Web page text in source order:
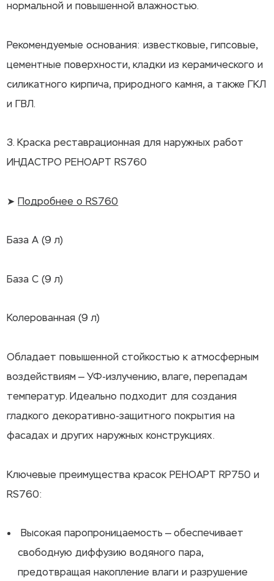
нормальной и повышенной влажностью.
Рекомендуемые основания: известковые, гипсовые,
цементные поверхности, кладки из керамического и
силикатного кирпича, природного камня, а также ГКЛ
и ГВЛ.
3. Краска реставрационная для наружных работ
ИНДАСТРО РЕНОАРТ RS760
➤Подробнее о RS760
База А (9 л)
База С (9 л)
Колерованная (9 л)
Обладает повышенной стойкостью к атмосферным
воздействиям — УФ-излучению, влаге, перепадам
температур. Идеально подходит для создания
гладкого декоративно-защитного покрытия на
фасадах и других наружных конструкциях.
Ключевые преимущества красок РЕНОАРТ RP750 и
RS760:
Высокая паропроницаемость — обеспечивает
свободную диффузию водяного пара,
предотвращая накопление влаги и разрушение